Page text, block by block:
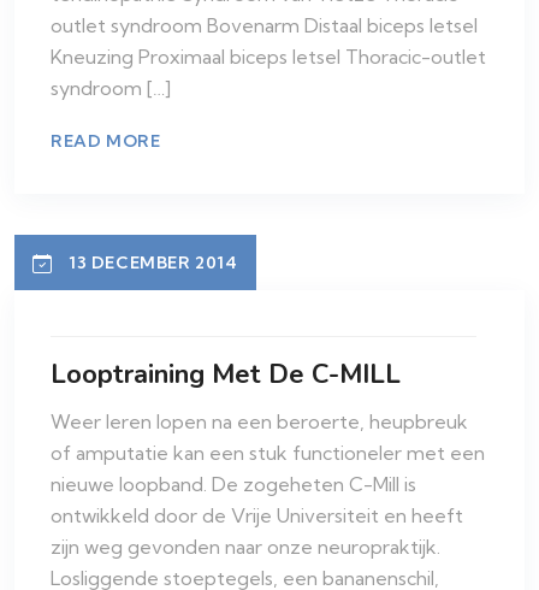
outlet syndroom Bovenarm Distaal biceps letsel
Kneuzing Proximaal biceps letsel Thoracic-outlet
syndroom […]
READ MORE
13 DECEMBER 2014
Looptraining Met De C-MILL
Weer leren lopen na een beroerte, heupbreuk
of amputatie kan een stuk functioneler met een
nieuwe loopband. De zogeheten C-Mill is
ontwikkeld door de Vrije Universiteit en heeft
zijn weg gevonden naar onze neuropraktijk.
Losliggende stoeptegels, een bananenschil,